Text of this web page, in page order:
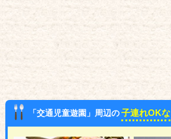
「交通児童遊園」周辺の子連れOKな